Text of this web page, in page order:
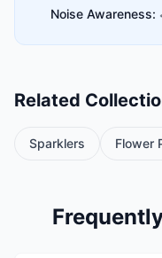
Noise
Related
Sparklers Flower